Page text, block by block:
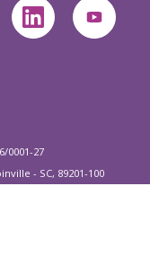
0001-27
- SC, 89201-100